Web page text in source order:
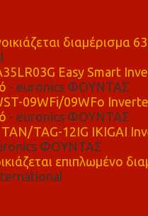
διαμέρισμα
Easy Smart
- euronics ΦΟΥΝΤΑΣ
09WFi/09WFo
- euronics ΦΟΥΝΤΑΣ
TAG-12IG IKIGAI
ΦΟΥΝΤΑΣ
επιπλωμένο